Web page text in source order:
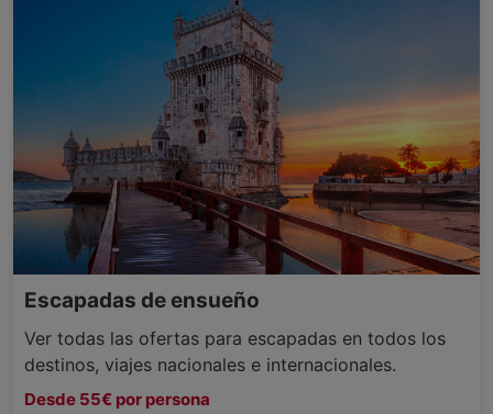
Escapadas de ensueño
Ver todas las ofertas para escapadas en todos los
destinos, viajes nacionales e internacionales.
Desde 55€ por persona